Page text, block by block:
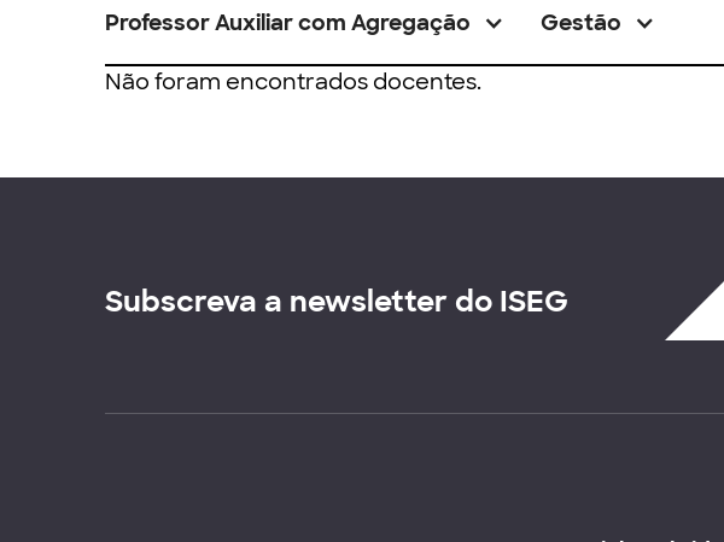
Professor Auxiliar com Agregação Gestão
Não foram encontrados docentes.
Subscreva a newsletter do ISEG